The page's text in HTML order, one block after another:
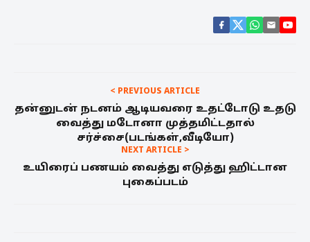
< PREVIOUS ARTICLE
தன்னுடன் நடனம் ஆடியவரை உதட்டோடு உதடு
வைத்து மடோனா முத்தமிட்டதால்
சர்ச்சை(படங்கள்,வீடியோ)
NEXT ARTICLE >
உயிரைப் பணயம் வைத்து எடுத்து ஹிட்டான
புகைப்படம்